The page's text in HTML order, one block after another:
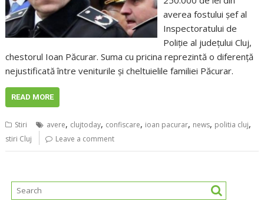
averea fostului şef al
Inspectoratului de
Poliţie al judeţului Cluj,
chestorul Ioan Păcurar. Suma cu pricina reprezintă o diferenţă
nejustificată între veniturile şi cheltuielile familiei Păcurar.
READ MORE
Stiri avere, clujtoday, confiscare, ioan pacurar, news, politia cluj,
stiri Cluj Leave a comment